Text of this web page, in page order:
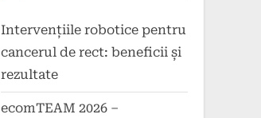
Intervențiile robotice pentru
cancerul de rect: beneficii și
rezultate
ecomTEAM 2026 –